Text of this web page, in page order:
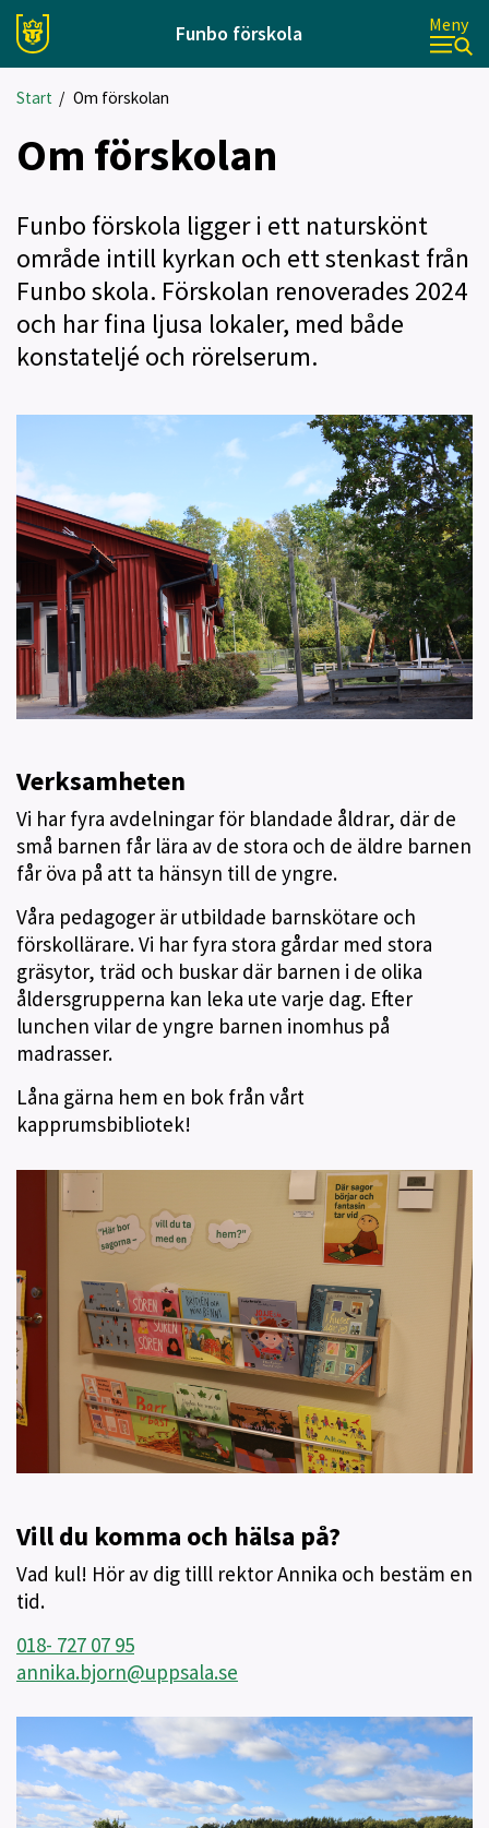
Funbo förskola Meny
Start / Om förskolan
Om förskolan
Funbo förskola ligger i ett naturskönt
område intill kyrkan och ett stenkast från
Funbo skola. Förskolan renoverades 2024
och har fina ljusa lokaler, med både
konstateljé och rörelserum.
Verksamheten
Vi har fyra avdelningar för blandade åldrar, där de
små barnen får lära av de stora och de äldre barnen
får öva på att ta hänsyn till de yngre.
Våra pedagoger är utbildade barnskötare och
förskollärare. Vi har fyra stora gårdar med stora
gräsytor, träd och buskar där barnen i de olika
åldersgrupperna kan leka ute varje dag. Efter
lunchen vilar de yngre barnen inomhus på
madrasser.
Låna gärna hem en bok från vårt
kapprumsbibliotek!
Vill du komma och hälsa på?
Vad kul! Hör av dig tilll rektor Annika och bestäm en
tid.
018- 727 07 95
annika.bjorn@uppsala.se